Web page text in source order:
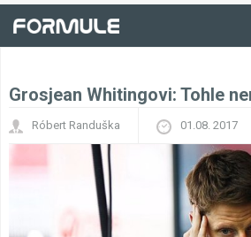
Grosjean Whitingovi: Tohle
Róbert Randuška 01.08. 2017